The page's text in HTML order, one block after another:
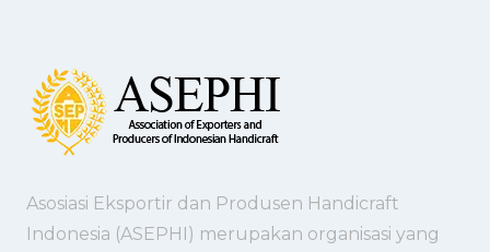
Asosiasi Eksportir dan Produsen Handicraft
Indonesia (ASEPHI) merupakan organisasi yang